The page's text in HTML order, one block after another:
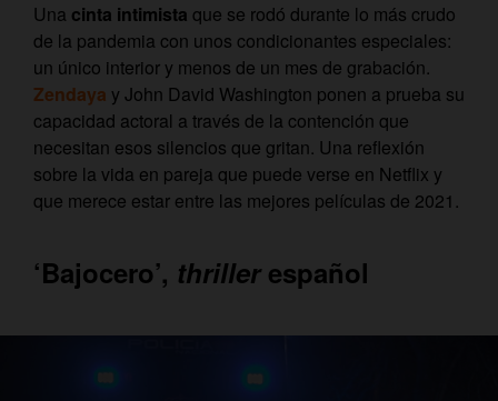
Una cinta intimista que se rodó durante lo más crudo
de la pandemia con unos condicionantes especiales:
un único interior y menos de un mes de grabación.
Zendaya y John David Washington ponen a prueba su
capacidad actoral a través de la contención que
necesitan esos silencios que gritan. Una reflexión
sobre la vida en pareja que puede verse en Netflix y
que merece estar entre las mejores películas de 2021.
‘Bajocero’, thrillerespañol